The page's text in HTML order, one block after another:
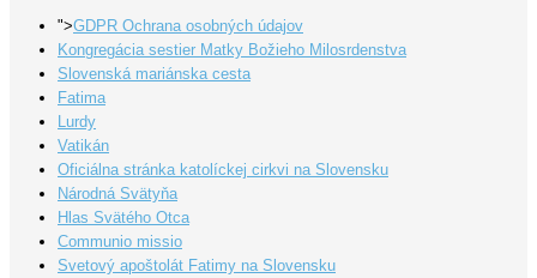
">GDPR Ochrana osobných údajov
Kongregácia sestier Matky Božieho Milosrdenstva
Slovenská mariánska cesta
Fatima
Lurdy
Vatikán
Oficiálna stránka katolíckej cirkvi na Slovensku
Národná Svätyňa
Hlas Svätého Otca
Communio missio
Svetový apoštolát Fatimy na Slovensku